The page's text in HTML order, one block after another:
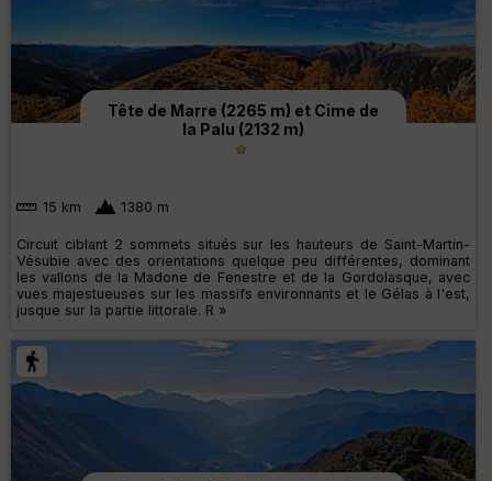
Tête de Marre (2265 m) et Cime de
la Palu (2132 m)
15 km 1380 m
Circuit ciblant 2 sommets situés sur les hauteurs de Saint-Martin-
Vésubie avec des orientations quelque peu différentes, dominant
les vallons de la Madone de Fenestre et de la Gordolasque, avec
vues majestueuses sur les massifs environnants et le Gélas à l'est,
jusque sur la partie littorale. R »